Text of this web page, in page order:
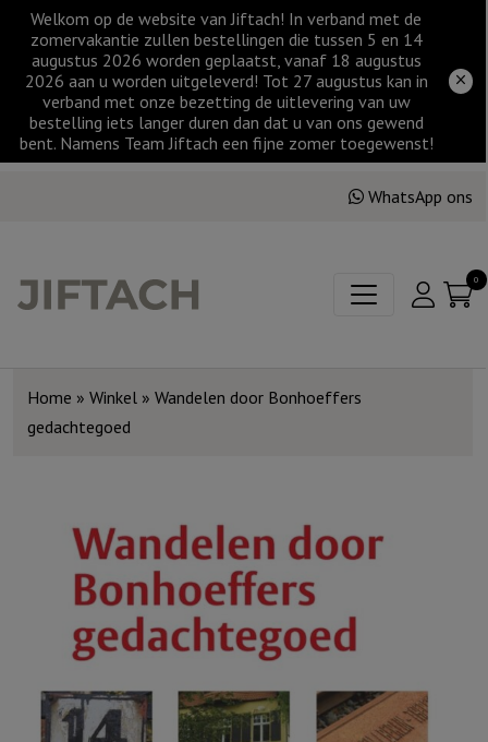
Welkom op de website van Jiftach! In verband met de
zomervakantie zullen bestellingen die tussen 5 en 14
augustus 2026 worden geplaatst, vanaf 18 augustus
2026 aan u worden uitgeleverd! Tot 27 augustus kan in
verband met onze bezetting de uitlevering van uw
bestelling iets langer duren dan dat u van ons gewend
bent. Namens Team Jiftach een fijne zomer toegewenst!
WhatsApp ons
0
Home » Winkel » Wandelen door Bonhoeffers
gedachtegoed